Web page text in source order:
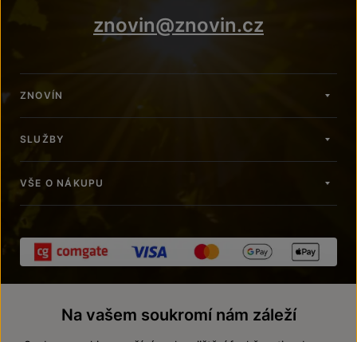
znovin@znovin.cz
ZNOVÍN
SLUŽBY
VŠE O NÁKUPU
Na vašem soukromí nám záleží